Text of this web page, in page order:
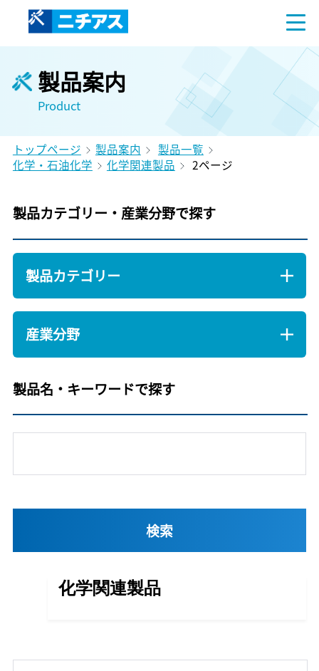
製品案内
Product
トップページ 製品案内
製品一覧
化学・石油化学
化学関連製品 2ページ
製品カテゴリー・産業分野で探す
製品カテゴリー
産業分野
製品名・キーワードで探す
化学関連製品